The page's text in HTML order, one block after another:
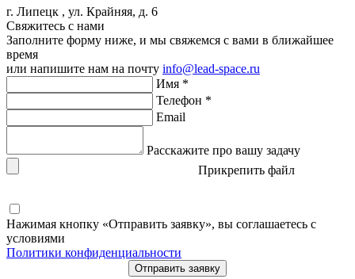
г. Липецк , ул. Крайняя, д. 6
Свяжитесь с нами
Заполните форму ниже, и мы свяжемся с вами в ближайшее
время
или напишите нам на почту info@lead-space.ru
Имя *
Телефон *
Email
Расскажите про вашу задачу
Прикрепить файл
Нажимая кнопку «Отправить заявку», вы соглашаетесь с
условиями
Политики конфиденциальности
Отправить заявку